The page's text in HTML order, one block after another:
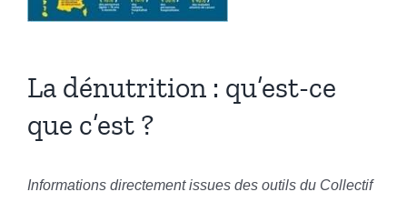
La dénutrition : qu’est-ce
que c’est ?
Informations directement issues des outils du Collectif